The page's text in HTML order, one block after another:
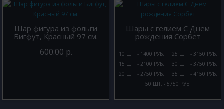
Шар фигура из фольги
Бигфут, Красный 97 см.
600.00 р.
Шары с гелием С Днем
рождения Сорбет
10 ШТ. - 1400 РУБ.
15 ШТ. - 2100 РУБ.
20 ШТ. - 2750 РУБ.
25 ШТ. - 3150 РУБ.
30 ШТ. - 3750 РУБ.
35 ШТ. - 4150 РУБ.
50 ШТ. - 5750 РУБ.